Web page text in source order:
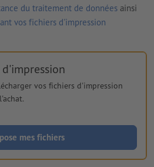
du traitement de données ainsi
vos fichiers d'impression
vos fichiers d'impression
mes fichiers